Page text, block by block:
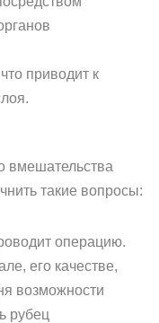
приводит к
вмешательства
такие вопросы:
операцию.
его качестве,
возможности
рубец